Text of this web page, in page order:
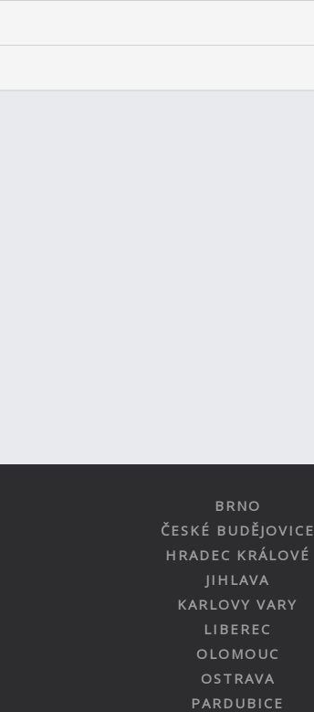
BRNO
ČESKÉ BUDĚJOVICE
HRADEC KRÁLOVÉ
JIHLAVA
KARLOVY VARY
LIBEREC
OLOMOUC
OSTRAVA
PARDUBICE